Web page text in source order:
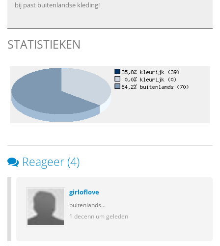
bij past buitenlandse kleding!
STATISTIEKEN
Reageer (4)
girloflove
buitenlands...
1 decennium geleden